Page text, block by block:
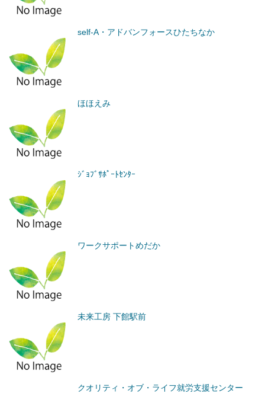
self-A・アドバンフォースひたちなか
ほほえみ
ｼﾞｮﾌﾞｻﾎﾟｰﾄｾﾝﾀｰ
ワークサポートめだか
未来工房 下館駅前
クオリティ・オブ・ライフ就労支援センター